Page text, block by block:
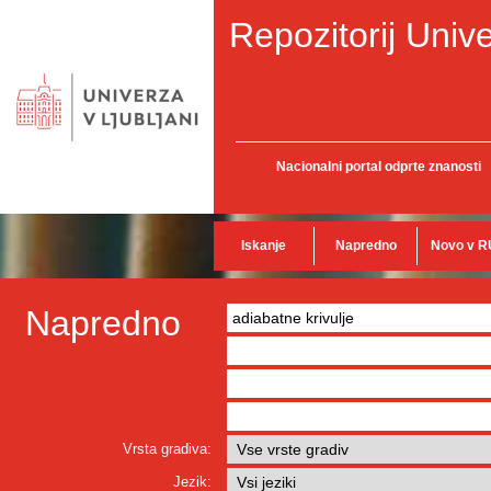
Repozitorij
Nacionalni portal odprte znanosti
Iskanje Napredno Novo v
Napredno
Vrsta gradiva:
Jezik: